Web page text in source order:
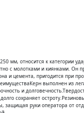
мм, относится к категории
с молотками и киянками. Он
и цемента, пригодится при
выполнен из
и
сохраняет
защищая руки оператора от